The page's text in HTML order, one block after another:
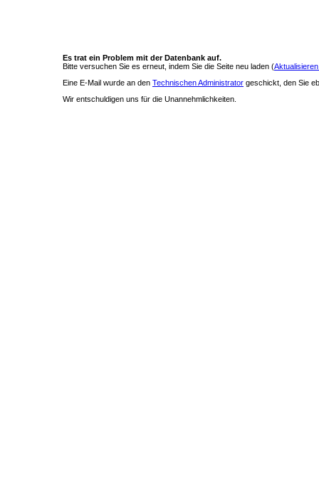
Es trat ein Problem mit der Datenbank auf.
Bitte versuchen Sie es erneut, indem Sie die Seite neu laden (
Eine E-Mail wurde an den Technischen Administrator geschickt, den Sie
Wir entschuldigen uns für die Unannehmlichkeiten.